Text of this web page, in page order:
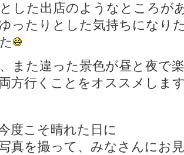
した出店のようなところが
ゆったりとした気持ちになり
また違った景色が昼と夜で
方行くことをオススメしま
度こそ晴れた日に
真を撮って、みなさんにお